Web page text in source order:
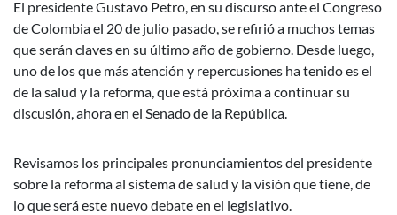
El presidente Gustavo Petro, en su discurso ante el Congreso
de Colombia el 20 de julio pasado, se refirió a muchos temas
que serán claves en su último año de gobierno. Desde luego,
uno de los que más atención y repercusiones ha tenido es el
de la salud y la reforma, que está próxima a continuar su
discusión, ahora en el Senado de la República.
Revisamos los principales pronunciamientos del presidente
sobre la reforma al sistema de salud y la visión que tiene, de
lo que será este nuevo debate en el legislativo.